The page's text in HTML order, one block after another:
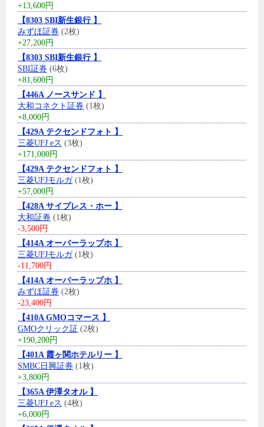
+13,600円
【8303 SBI新生銀行 】
みずほ証券 (2枚)
+27,200円
【8303 SBI新生銀行 】
SBI証券 (6枚)
+81,600円
【446A ノースサンド 】
大和コネクト証券 (1枚)
+8,000円
【429A テクセンドフォト 】
三菱UFJ eス (3枚)
+171,000円
【429A テクセンドフォト 】
三菱UFJモルガ(1枚)
+57,000円
【428A サイプレス・ホー 】
大和証券 (1枚)
-3,500円
【414A オーバーラップホ 】
三菱UFJモルガ(1枚)
-11,700円
【414A オーバーラップホ 】
みずほ証券 (2枚)
-23,400円
【410A GMOコマース 】
GMOクリック証 (2枚)
+190,200円
【401A 霞ヶ関ホテルリー 】
SMBC日興証券 (1枚)
+3,800円
【365A 伊澤タオル 】
三菱UFJ eス (4枚)
+6,000円